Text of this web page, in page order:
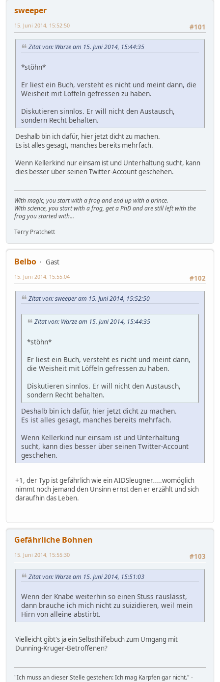
sweeper
#101
15. Juni 2014, 15:52:50
Zitat von: Warze am 15. Juni 2014, 15:44:35
*stöhn*
Er liest ein Buch, versteht es nicht und meint dann, die
Weisheit mit Löffeln gefressen zu haben.
Diskutieren sinnlos. Er will nicht den Austausch,
sondern Recht behalten.
Deshalb bin ich dafür, hier jetzt dicht zu machen.
Es ist alles gesagt, manches bereits mehrfach.
Wenn Kellerkind nur einsam ist und Unterhaltung sucht, kann
dies besser über seinen Twitter-Account geschehen.
With magic, you start with a frog and end up with a prince.
With science, you start with a frog, get a PhD and are still left with the
frog you started with...
Terry Pratchett
Belbo
Gast
#102
15. Juni 2014, 15:55:04
Zitat von: sweeper am 15. Juni 2014, 15:52:50
Zitat von: Warze am 15. Juni 2014, 15:44:35
*stöhn*
Er liest ein Buch, versteht es nicht und meint dann,
die Weisheit mit Löffeln gefressen zu haben.
Diskutieren sinnlos. Er will nicht den Austausch,
sondern Recht behalten.
Deshalb bin ich dafür, hier jetzt dicht zu machen.
Es ist alles gesagt, manches bereits mehrfach.
Wenn Kellerkind nur einsam ist und Unterhaltung
sucht, kann dies besser über seinen Twitter-Account
geschehen.
+1, der Typ ist gefährlich wie ein AIDSleugner.....womöglich
nimmt noch jemand den Unsinn ernst den er erzählt und sich
daraufhin das Leben.
Gefährliche Bohnen
#103
15. Juni 2014, 15:55:30
Zitat von: Warze am 15. Juni 2014, 15:51:03
Wenn der Knabe weiterhin so einen Stuss rauslässt,
dann brauche ich mich nicht zu suizidieren, weil mein
Hirn von alleine abstirbt.
Vielleicht gibt's ja ein Selbsthilfebuch zum Umgang mit
Dunning-Kruger-Betroffenen?
"Ich muss an dieser Stelle gestehen: Ich mag Karpfen gar nicht." -